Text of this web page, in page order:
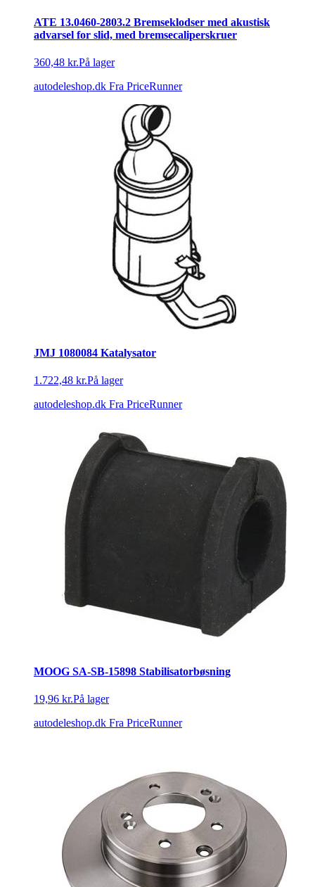
ATE 13.0460-2803.2 Bremseklodser med akustisk
advarsel for slid, med bremsecaliperskruer
360,48 kr.På lager
autodeleshop.dk Fra PriceRunner
JMJ 1080084 Katalysator
1.722,48 kr.På lager
autodeleshop.dk Fra PriceRunner
MOOG SA-SB-15898 Stabilisatorbøsning
19,96 kr.På lager
autodeleshop.dk Fra PriceRunner